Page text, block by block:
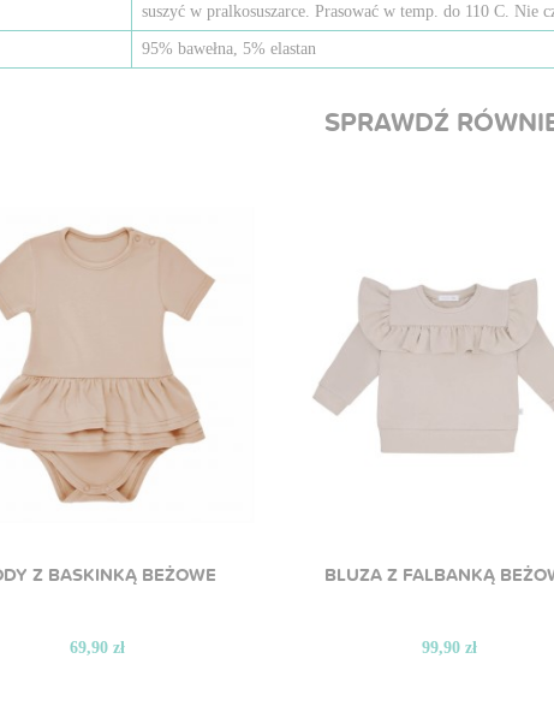
suszyć w pralkosuszarce. Prasować w temp. do 110 C. Nie
95% bawełna, 5% elastan
SPRAWDŹ
Z BASKINKĄ BEŻOWE
69,90 zł
BLUZA Z FALBANKĄ
99,90 zł